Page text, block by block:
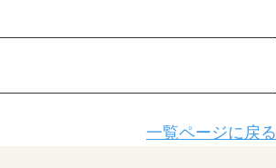
一覧ページに戻る